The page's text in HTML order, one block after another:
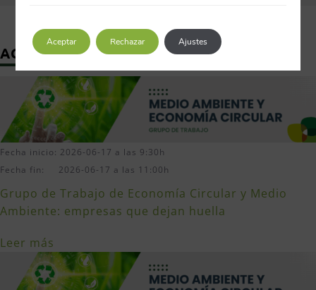
ACTIVIDADES RELACIONADAS
Fecha inicio: 2026-06-17 a las 9:30h
Fecha fin: 2026-06-17 a las 11:00h
Grupo de Trabajo de Economía Circular y Medio
Ambiente: empresas que dejan huella
Leer más
Aceptar Rechazar Ajustes